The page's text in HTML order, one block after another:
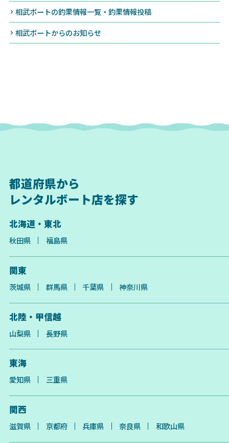
相武ボートの釣果情報一覧・釣果情報投稿
相武ボートからのお知らせ
都道府県から
レンタルボート店を探す
北海道・東北
秋田県 福島県
関東
茨城県 群馬県 千葉県 神奈川県
北陸・甲信越
山梨県 長野県
東海
愛知県 三重県
関西
滋賀県 京都府 兵庫県 奈良県 和歌山県